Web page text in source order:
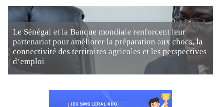
Le Sénégal et la Banque mondiale renforcent leur
partenariat pour améliorer la préparation aux chocs, la
connectivité des territoires agricoles et les perspectives
d’emploi